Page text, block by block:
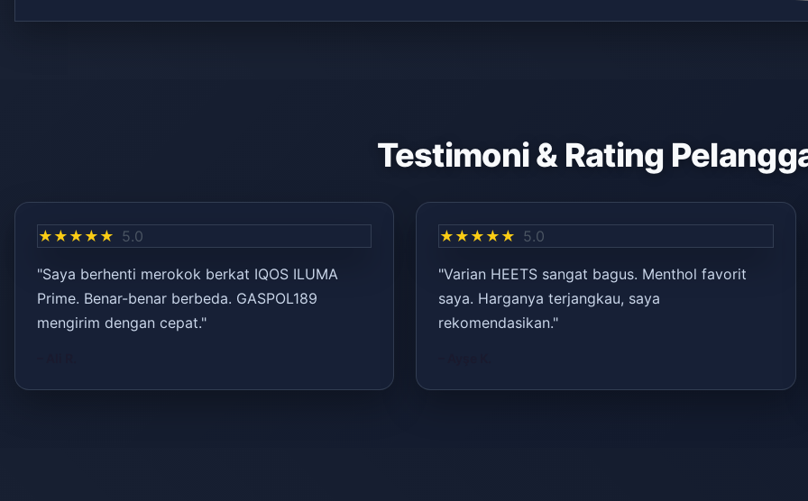
Testimoni & Rating
★★★★★ 5.0
"Saya berhenti merokok berkat IQOS ILUMA
Prime. Benar-benar berbeda. GASPOL189
mengirim dengan cepat."
★★★★★ 5.0
"Varian HEETS sangat bagus. Menthol favorit
saya. Harganya terjangkau, saya
rekomendasikan."